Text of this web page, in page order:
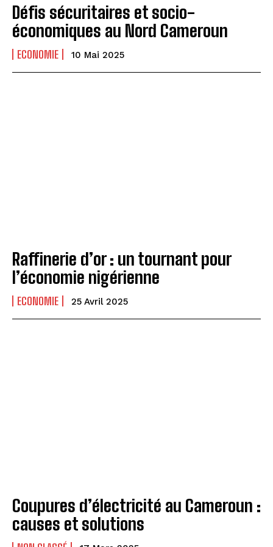
Défis sécuritaires et socio-
économiques au Nord Cameroun
ECONOMIE 10 Mai 2025
Raffinerie d’or : un tournant pour
l’économie nigérienne
ECONOMIE 25 Avril 2025
Coupures d’électricité au Cameroun :
causes et solutions